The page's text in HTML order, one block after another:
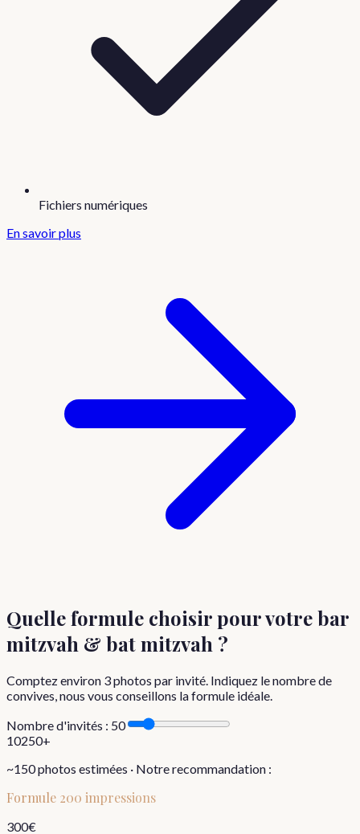
Fichiers numériques
En savoir plus
Quelle formule choisirpour votre bar
mitzvah & bat mitzvah ?
Comptez environ 3photos par invité. Indiquez le nombre de
convives, nous vous conseillons la formule idéale.
Nombre d'invités : 50
10250+
~150photos estimées · Notre recommandation :
Formule 200 impressions
300€